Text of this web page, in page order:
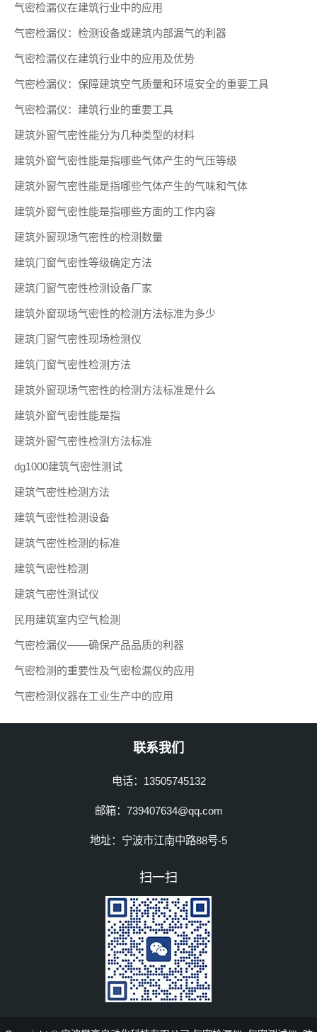
气密检漏仪在建筑行业中的应用
气密检漏仪：检测设备或建筑内部漏气的利器
气密检漏仪在建筑行业中的应用及优势
气密检漏仪：保障建筑空气质量和环境安全的重要工具
气密检漏仪：建筑行业的重要工具
建筑外窗气密性能分为几种类型的材料
建筑外窗气密性能是指哪些气体产生的气压等级
建筑外窗气密性能是指哪些气体产生的气味和气体
建筑外窗气密性能是指哪些方面的工作内容
建筑外窗现场气密性的检测数量
建筑门窗气密性等级确定方法
建筑门窗气密性检测设备厂家
建筑外窗现场气密性的检测方法标准为多少
建筑门窗气密性现场检测仪
建筑门窗气密性检测方法
建筑外窗现场气密性的检测方法标准是什么
建筑外窗气密性能是指
建筑外窗气密性检测方法标准
dg1000建筑气密性测试
建筑气密性检测方法
建筑气密性检测设备
建筑气密性检测的标准
建筑气密性检测
建筑气密性测试仪
民用建筑室内空气检测
气密检漏仪——确保产品品质的利器
气密检测的重要性及气密检漏仪的应用
气密检测仪器在工业生产中的应用
联系我们
电话：13505745132
邮箱：739407634@qq.com
地址：宁波市江南中路88号-5
扫一扫